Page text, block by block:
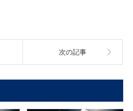
次の記事